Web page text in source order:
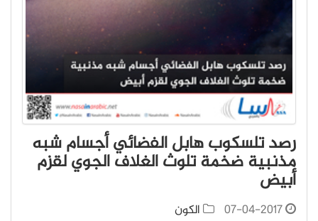
رصد تلسكوب هابل الفضائي أجسام شبه
مذنبية ضخمة تلوث الغلاف الجوي لقزم
أبيض
07-04-2017
الكون